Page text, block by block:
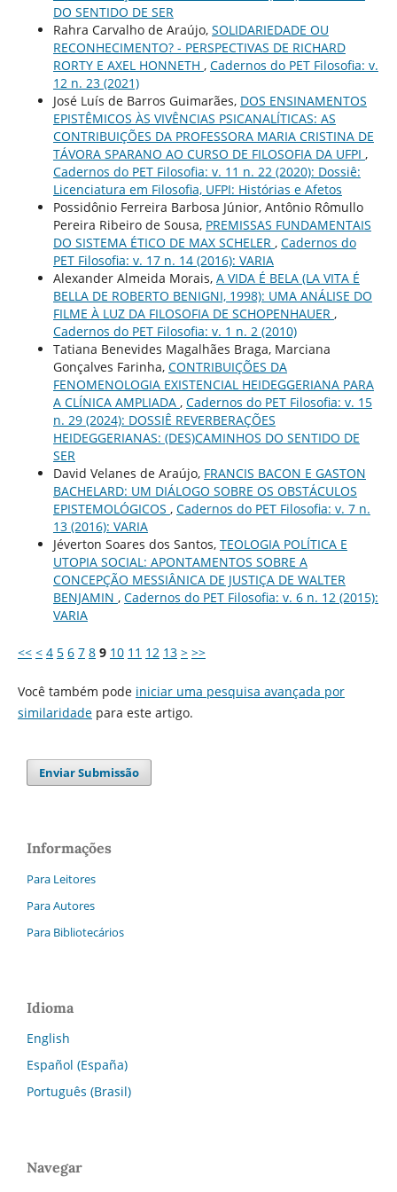
DO SENTIDO DE SER
Rahra Carvalho de Araújo, SOLIDARIEDADE OU
RECONHECIMENTO? - PERSPECTIVAS DE RICHARD
RORTY E AXEL HONNETH , Cadernos do PET Filosofia: v.
12 n. 23 (2021)
José Luís de Barros Guimarães, DOS ENSINAMENTOS
EPISTÊMICOS ÀS VIVÊNCIAS PSICANALÍTICAS: AS
CONTRIBUIÇÕES DA PROFESSORA MARIA CRISTINA DE
TÁVORA SPARANO AO CURSO DE FILOSOFIA DA UFPI ,
Cadernos do PET Filosofia: v. 11 n. 22 (2020): Dossiê:
Licenciatura em Filosofia, UFPI: Histórias e Afetos
Possidônio Ferreira Barbosa Júnior, Antônio Rômullo
Pereira Ribeiro de Sousa, PREMISSAS FUNDAMENTAIS
DO SISTEMA ÉTICO DE MAX SCHELER , Cadernos do
PET Filosofia: v. 17 n. 14 (2016): VARIA
Alexander Almeida Morais, A VIDA É BELA (LA VITA É
BELLA DE ROBERTO BENIGNI, 1998): UMA ANÁLISE DO
FILME À LUZ DA FILOSOFIA DE SCHOPENHAUER ,
Cadernos do PET Filosofia: v. 1 n. 2 (2010)
Tatiana Benevides Magalhães Braga, Marciana
Gonçalves Farinha, CONTRIBUIÇÕES DA
FENOMENOLOGIA EXISTENCIAL HEIDEGGERIANA PARA
A CLÍNICA AMPLIADA , Cadernos do PET Filosofia: v. 15
n. 29 (2024): DOSSIÊ REVERBERAÇÕES
HEIDEGGERIANAS: (DES)CAMINHOS DO SENTIDO DE
SER
David Velanes de Araújo, FRANCIS BACON E GASTON
BACHELARD: UM DIÁLOGO SOBRE OS OBSTÁCULOS
EPISTEMOLÓGICOS , Cadernos do PET Filosofia: v. 7 n.
13 (2016): VARIA
Jéverton Soares dos Santos, TEOLOGIA POLÍTICA E
UTOPIA SOCIAL: APONTAMENTOS SOBRE A
CONCEPÇÃO MESSIÂNICA DE JUSTIÇA DE WALTER
BENJAMIN , Cadernos do PET Filosofia: v. 6 n. 12 (2015):
VARIA
<< < 4 5 6 7 8 9 10 11 12 13 > >>
Você também pode iniciar uma pesquisa avançada por
similaridadepara este artigo.
Enviar Submissão
Informações
Para Leitores
Para Autores
Para Bibliotecários
Idioma
English
Español (España)
Português (Brasil)
Navegar